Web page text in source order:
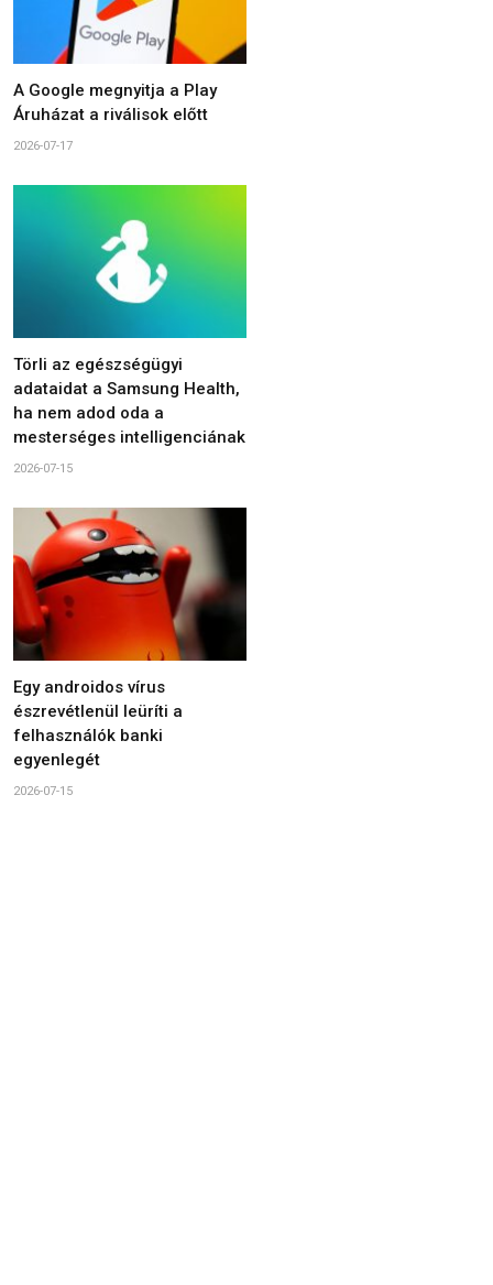
A Google megnyitja a Play
Áruházat a riválisok előtt
2026-07-17
Törli az egészségügyi
adataidat a Samsung Health,
ha nem adod oda a
mesterséges intelligenciának
2026-07-15
Egy androidos vírus
észrevétlenül leüríti a
felhasználók banki
egyenlegét
2026-07-15